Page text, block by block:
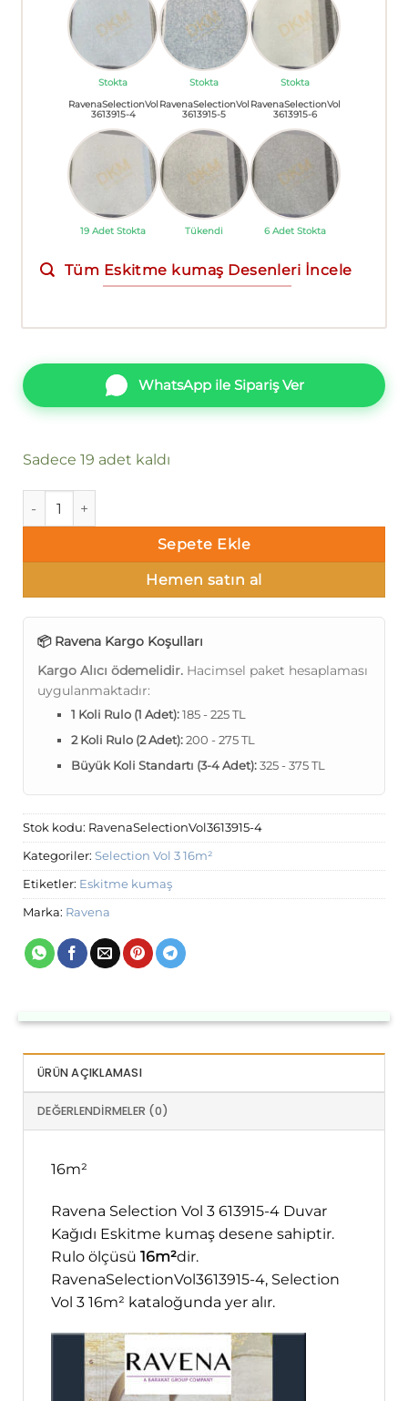
Stokta Stokta
Stokta
RavenaSelectionVol
3613915-4
19 Adet Stokta
RavenaSelectionVol
3613915-5
Tükendi
RavenaSelectionVol
3613915-6
6 Adet Stokta
Tüm Eskitme kumaş Desenleri İncele
WhatsApp ile Sipariş Ver
Sadece 19 adet kaldı
Ravena Selection Vol 3 613915-4 Duvar Kağıdı adet
Sepete Ekle
Hemen satın al
📦 Ravena Kargo Koşulları
Kargo Alıcı ödemelidir. Hacimsel paket hesaplaması
uygulanmaktadır:
1 Koli Rulo (1 Adet):185 - 225 TL
2 Koli Rulo (2 Adet):200 - 275 TL
Büyük Koli Standartı (3-4 Adet):325 - 375 TL
Stok kodu: RavenaSelectionVol3613915-4
Kategoriler: Selection Vol 3 16m²
Etiketler: Eskitme kumaş
Marka: Ravena
ÜRÜN AÇIKLAMASI
DEĞERLENDIRMELER (0)
16m²
Ravena Selection Vol 3 613915-4 Duvar
Kağıdı Eskitme kumaş desene sahiptir.
Rulo ölçüsü 16m²dir.
RavenaSelectionVol3613915-4, Selection
Vol 3 16m² kataloğunda yer alır.